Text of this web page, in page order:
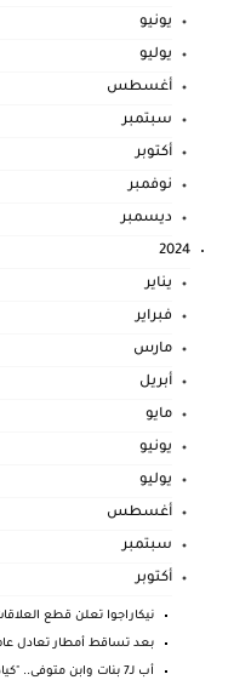
يونيو
يوليو
أغسطس
سبتمبر
أكتوبر
نوفمبر
ديسمبر
2024
يناير
فبراير
مارس
أبريل
مايو
يونيو
يوليو
أغسطس
سبتمبر
أكتوبر
نيكاراجوا تعلن قطع
بعد تساقط أمطار تعادل
أب لـ7 بنات وابن متوفى.. "كياد" مات برصاصتين على ب...